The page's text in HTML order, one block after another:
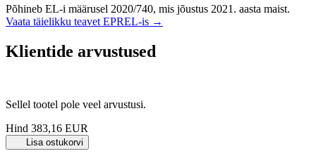
Põhineb EL-i määrusel 2020/740, mis jõustus 2021. aasta maist.
Vaata täielikku teavet EPREL-is →
Klientide arvustused
Sellel tootel pole veel arvustusi.
Hind 383,16 EUR
Lisa ostukorvi